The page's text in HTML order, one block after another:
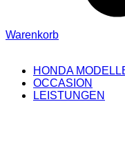
Warenkorb
HONDA
OCCASION
LEISTUNGEN